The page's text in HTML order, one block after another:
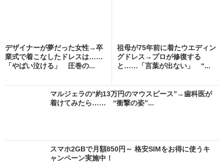
デザイナーが夢だった女性→卒
業式で着こなしたドレスは……
「やばい泣ける」 圧巻の...
祖母が75年前に着たウエディン
グドレス→プロが修復する
と……「言葉が出ない」 “...
マルジェラの“約13万円のマウスピース”→歯科医が
着けてみたら…… “衝撃の姿”...
スマホ2GBで月額850円～ 格安SIMをお得に使うキ
ャンペーン実施中！